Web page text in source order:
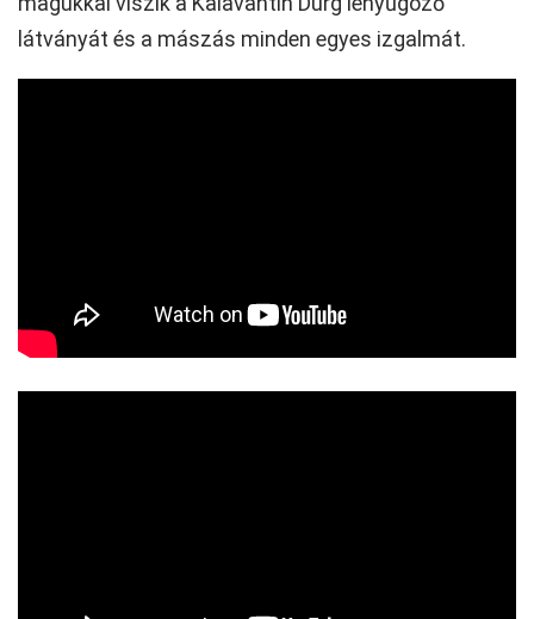
látványát és a mászás minden egyes izgalmát.